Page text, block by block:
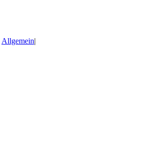
Allgemein|